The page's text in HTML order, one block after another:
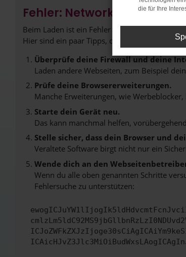
Fehler: Network Error
Beim Laden ist ein Fehler aufgetreten.
Hier sind ein paar Tipps, die dir helfen können:
Überprüfe deine Firewall und deine
Laden andere Webseiten, zum Beispiel
Prüfe deine Browsererweiterungen.
Manche Erweiterungen, wie
Starte dein Gerät neu.
Das kann manchmal helfen,
Stelle sicher, dass dein Browser und
Veraltete Software birgt nicht nur ein
Wende dich an den
Wenn du alle oben genannten Schritte
Fehlersuche zu unterstützen:
die für Ihre